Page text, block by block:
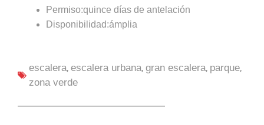
Permiso:quince días de antelación
Disponibilidad:ámplia
escalera, escalera urbana, gran escalera, parque,
zona verde